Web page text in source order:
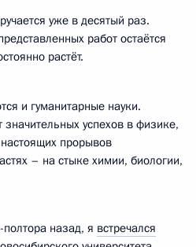
уже в десятый раз.
работ остаётся
растёт.
и гуманитарные науки.
успехов в физике,
прорывов
– на стыке химии, биологии,
назад, я встречался